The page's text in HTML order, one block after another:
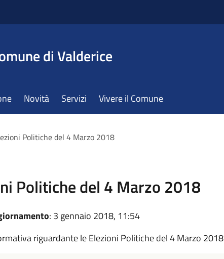
di Valderice
Novità Servizi Vivere il Comune
Politiche del 4 Marzo 2018
Politiche del 4 Marzo 2018
: 3 gennaio 2018, 11:54
riguardante le Elezioni Politiche del 4 Marzo 2018